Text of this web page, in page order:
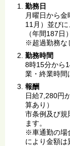
勤務日
月曜日から
11月）並び
（年間187日）
※超過勤務な
勤務時間
8時15分から
業・終業時間
報酬
日給7,280円
算あり）
市条例及び規
ます。
※車通勤の場
により金額は